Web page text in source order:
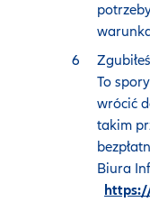
To
wrócić
takim
Biura